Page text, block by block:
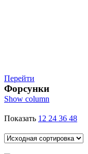
Перейти
Форсунки
Show column
Показать 12 24 36 48